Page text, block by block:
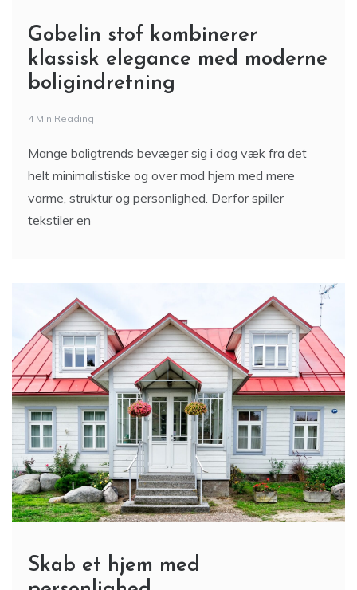
Gobelin stof kombinerer
klassisk elegance med moderne
boligindretning
4 Min Reading
Mange boligtrends bevæger sig i dag væk fra det
helt minimalistiske og over mod hjem med mere
varme, struktur og personlighed. Derfor spiller
tekstiler en
Skab et hjem med